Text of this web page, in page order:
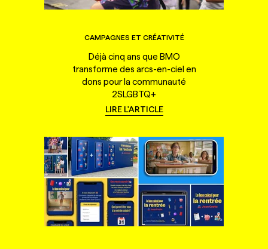
CAMPAGNES ET CRÉATIVITÉ
Déjà cinq ans que BMO
transforme des arcs-en-ciel en
dons pour la communauté
2SLGBTQ+
LIRE L'ARTICLE